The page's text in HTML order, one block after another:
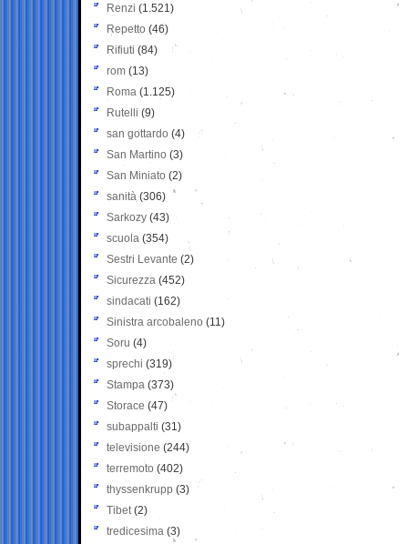
Renzi (1.521)
Repetto (46)
Rifiuti (84)
rom (13)
Roma (1.125)
Rutelli (9)
san gottardo (4)
San Martino (3)
San Miniato (2)
sanità (306)
Sarkozy (43)
scuola (354)
Sestri Levante (2)
Sicurezza (452)
sindacati (162)
Sinistra arcobaleno (11)
Soru (4)
sprechi (319)
Stampa (373)
Storace (47)
subappalti (31)
televisione(244)
terremoto (402)
thyssenkrupp (3)
Tibet(2)
tredicesima (3)